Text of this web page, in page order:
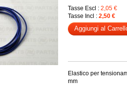
Tasse Escl : 2,05 €
Tasse Incl : 2,50 €
Aggiungi al
Elastico per
mm